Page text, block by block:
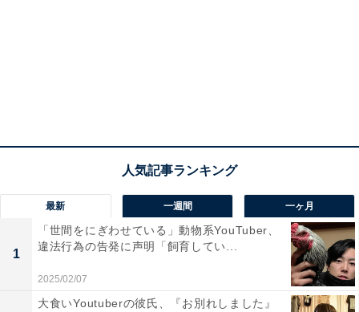
最新 一週間 一ヶ月
1
「世間をにぎわせている」動物系YouTuber、
違法行為の告発に声明「飼育してい...
2025/02/07
大食いYoutuberの彼氏、『お別れしました』